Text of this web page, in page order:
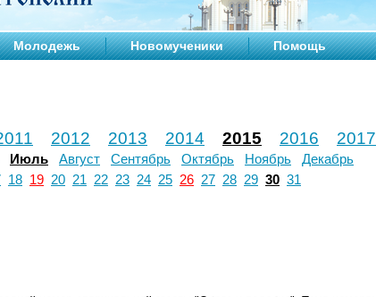
Молодежь Новомученики Помощь
2012 2013 2014 2015 2016 2017
Июль Август Сентябрь Октябрь Ноябрь
Декабрь
18 19 20 21 22 23 24 25 26 27 28 29 30 31